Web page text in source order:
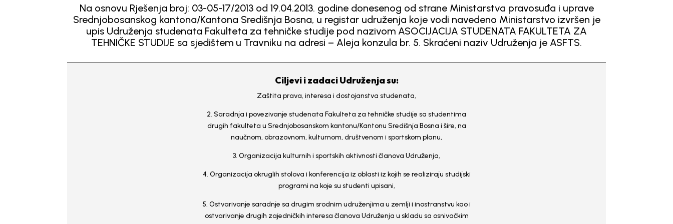
Na osnovu Rješenja broj: 03-05-17/2013 od 19.04.2013. godine donesenog od strane Ministarstva pravosuđa i uprave
Srednjobosanskog kantona/Kantona Središnja Bosna, u registar udruženja koje vodi navedeno Ministarstvo izvršen je
upis Udruženja studenata Fakulteta za tehničke studije pod nazivom ASOCIJACIJA STUDENATA FAKULTETA ZA
TEHNIČKE STUDIJE sa sjedištem u Travniku na adresi – Aleja konzula br. 5. Skraćeni naziv Udruženja je ASFTS.
Ciljevi i zadaci Udruženja su:
Zaštita prava, interesa i dostojanstva studenata,
2. Saradnja i povezivanje studenata Fakulteta za tehničke studije sa studentima
drugih fakulteta u Srednjobosanskom kantonu/Kantonu Središnja Bosna i šire, na
naučnom, obrazovnom, kulturnom, društvenom i sportskom planu,
3. Organizacija kulturnih i sportskih aktivnosti članova Udruženja,
4. Organizacija okruglih stolova i konferencija iz oblasti iz kojih se realiziraju studijski
programi na koje su studenti upisani,
5. Ostvarivanje saradnje sa drugim srodnim udruženjima u zemlji i inostranstvu kao i
ostvarivanje drugih zajedničkih interesa članova Udruženja u skladu sa osnivačkim